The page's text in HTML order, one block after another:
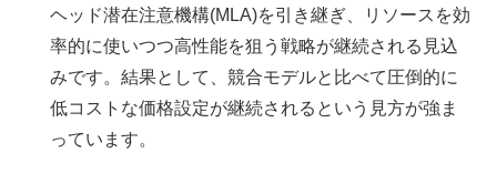
ヘッド潜在注意機構(MLA)を引き継ぎ、リソースを効
率的に使いつつ高性能を狙う戦略が継続される見込
みです。結果として、競合モデルと比べて圧倒的に
低コストな価格設定が継続されるという見方が強ま
っています。